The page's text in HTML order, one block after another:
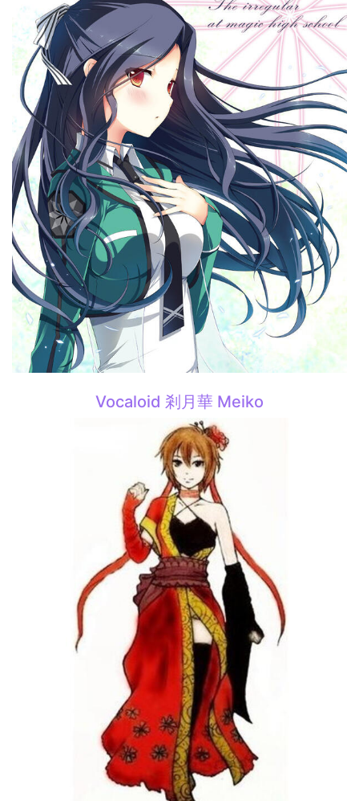
Vocaloid 剎月華 Meiko